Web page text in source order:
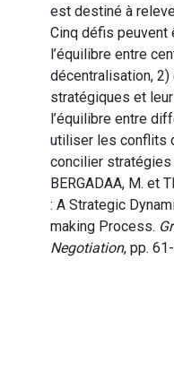
est destiné à
Cinq défis peuvent
l’équilibre entre
décentralisation,
stratégiques et
l’équilibre entre
utiliser les conflits
concilier
BERGADAA, M. et
: A Strategic
making Process.
Negotiation, pp.